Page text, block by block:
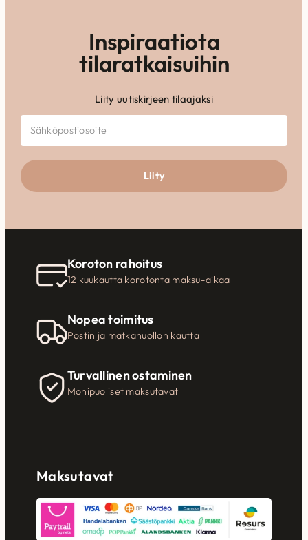
Inspiraatiota
tilaratkaisuihin
Liity uutiskirjeen tilaajaksi
Liity
Koroton rahoitus
12 kuukautta korotonta maksu-aikaa
Nopea toimitus
Postin ja matkahuollon kautta
Turvallinen ostaminen
Monipuoliset maksutavat
Maksutavat